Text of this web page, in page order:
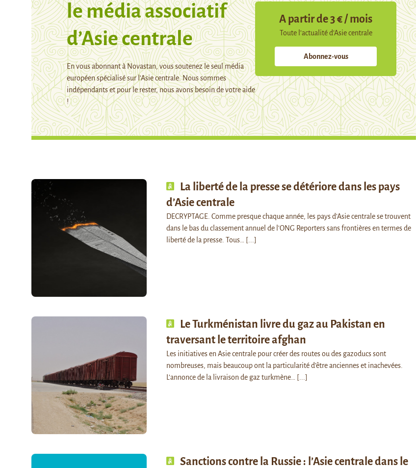
le média associatif
d’Asie centrale
En vous abonnant à Novastan, vous soutenez le seul média
européen spécialisé sur l’Asie centrale. Nous sommes
indépendants et pour le rester, nous avons besoin de votre aide
!
A partir de 3 € / mois
Toute l’actualité d’Asie centrale
Abonnez-vous
La liberté de la presse se détériore dans les pays
d’Asie centrale
DECRYPTAGE. Comme presque chaque année, les pays d’Asie centrale se trouvent
dans le bas du classement annuel de l'ONG Reporters sans frontières en termes de
liberté de la presse. Tous…
[...]
Le Turkménistan livre du gaz au Pakistan en
traversant le territoire afghan
Les initiatives en Asie centrale pour créer des routes ou des gazoducs sont
nombreuses, mais beaucoup ont la particularité d’être anciennes et inachevées.
L’annonce de la livraison de gaz turkmène…
[...]
Sanctions contre la Russie : l’Asie centrale dans le